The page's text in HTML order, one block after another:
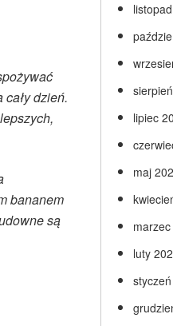
dzień.
bananem
są
lipiec
maj
luty